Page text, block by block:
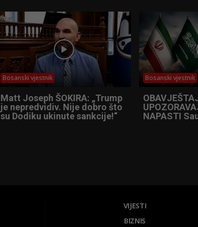
Bosanski vjestnik
Matt Joseph ŠOKIRA: „Trump
je nepredvidiv. Nije dobro što
su Dodiku ukinute sankcije!“
Bosanski vjestnik
NAPASTI
VIJESTI
BIZNIS